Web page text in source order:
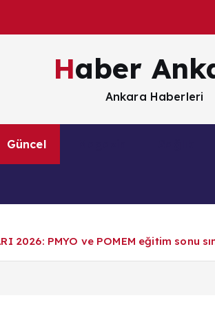
Haber
Ankara Haberleri
Güncel
2026: PMYO ve POMEM eğitim sonu